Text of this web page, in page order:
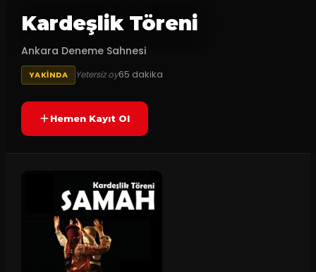
Kardeşlik Töreni
Ankara Deneme Sahnesi
YAKINDA Yetersiz oy65 dakika
Hemen Kayıt Ol